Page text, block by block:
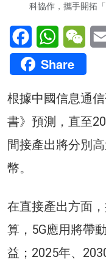
科協作，攜手開拓
FacebookWhatsApp
Share
根據中國信息通
書》預測，直至
間接產出將分別
幣。
在直接產出方面
算，5G應用將帶
益；2025年、